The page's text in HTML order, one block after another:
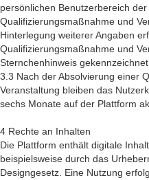
persönlichen Benutzerbereich der
Qualifizierungsmaßnahme und
Hinterlegung weiterer Angaben
Qualifizierungsmaßnahme und
Sternchenhinweis gekennzeichnet.
3.3 Nach der Absolvierung einer
Veranstaltung bleiben das
sechs Monate auf der Plattform
4 Rechte an Inhalten
Die Plattform enthält digitale
beispielsweise durch das
Designgesetz. Eine Nutzung